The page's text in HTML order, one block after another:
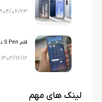
مدل مناسب
۱۴۰۴/۰۶/
اشتباه
۱۴۰۳/۱۲/۱۲
لینک های مهم